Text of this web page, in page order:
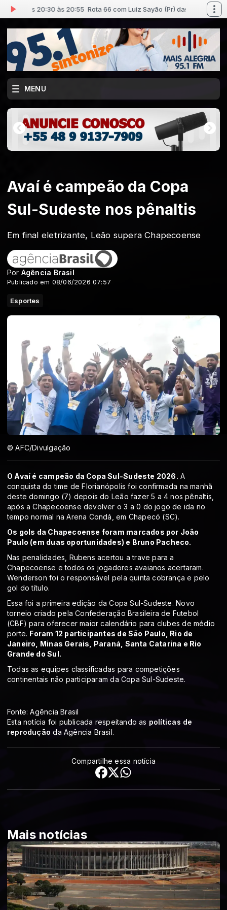
das 20:30 às 20:55 Rota 66 com Luiz Sayão (Pr) das 20:30 às 20:55
MENU
Avaí é campeão da Copa
Sul-Sudeste nos pênaltis
Em final eletrizante, Leão supera Chapecoense
Por Agência Brasil
Publicado em 08/06/2026 07:57
Esportes
© AFC/Divulgação
O Avaí é campeão da Copa Sul-Sudeste 2026. A
conquista do time de Florianópolis foi confirmada na manhã
deste domingo (7) depois do Leão fazer 5 a 4 nos pênaltis,
após a Chapecoense devolver o 3 a 0 do jogo de ida no
tempo normal na Arena Condá, em Chapecó (SC).
Os gols da Chapecoense foram marcados por João
Paulo (em duas oportunidades) e Bruno Pacheco.
Nas penalidades, Rubens acertou a trave para a
Chapecoense e todos os jogadores avaianos acertaram.
Wenderson foi o responsável pela quinta cobrança e pelo
gol do título.
Essa foi a primeira edição da Copa Sul-Sudeste. Novo
torneio criado pela Confederação Brasileira de Futebol
(CBF) para oferecer maior calendário para clubes de médio
porte. Foram 12 participantes de São Paulo, Rio de
Janeiro, Minas Gerais, Paraná, Santa Catarina e Rio
Grande do Sul.
Todas as equipes classificadas para competições
continentais não participaram da Copa Sul-Sudeste.
Fonte: Agência Brasil
Esta notícia foi publicada respeitando as políticas de
reprodução da Agência Brasil.
Compartilhe essa notícia
Mais notícias